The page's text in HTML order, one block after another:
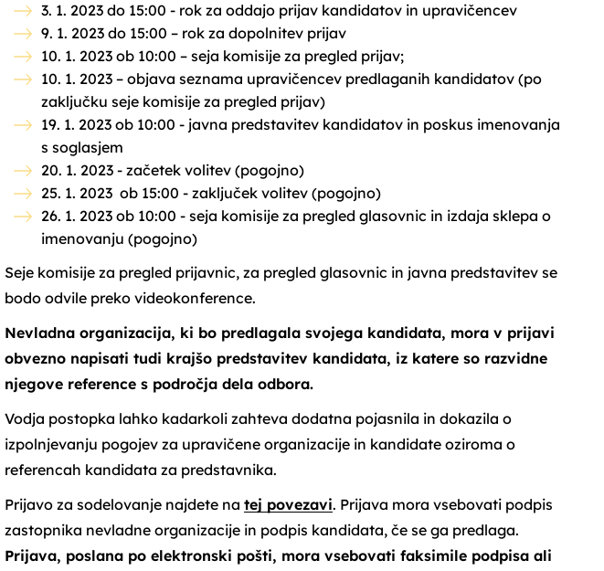
3. 1. 2023 do 15:00 - rok za oddajo prijav kandidatov in upravičencev
9. 1. 2023 do 15:00 – rok za dopolnitev prijav
10. 1. 2023 ob 10:00 – seja komisije za pregled prijav;
10. 1. 2023 – objava seznama upravičencev predlaganih kandidatov (po
zaključku seje komisije za pregled prijav)
19. 1. 2023 ob 10:00 - javna predstavitev kandidatov in poskus imenovanja
s soglasjem
20. 1. 2023 - začetek volitev (pogojno)
25. 1. 2023 ob 15:00 - zaključek volitev (pogojno)
26. 1. 2023 ob 10:00 - seja komisije za pregled glasovnic in izdaja sklepa o
imenovanju (pogojno)
Seje komisije za pregled prijavnic, za pregled glasovnic in javna predstavitev se
bodo odvile preko videokonference.
Nevladna organizacija, ki bo predlagala svojega kandidata, mora v prijavi
obvezno napisati tudi krajšo predstavitev kandidata, iz katere so razvidne
njegove reference s področja dela odbora.
Vodja postopka lahko kadarkoli zahteva dodatna pojasnila in dokazila o
izpolnjevanju pogojev za upravičene organizacije in kandidate oziroma o
referencah kandidata za predstavnika.
Prijavo za sodelovanje najdete na tej povezavi. Prijava mora vsebovati podpis
zastopnika nevladne organizacije in podpis kandidata, če se ga predlaga.
Prijava, poslana po elektronski pošti, mora vsebovati faksimile podpisa ali